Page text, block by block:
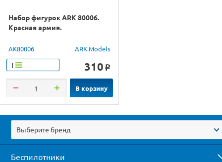
Набор фигурок ARK 80006.
Красная армия.
AK80006 ARK Models
Т 310 o
В корзину
Выберите бренд
Беспилотники